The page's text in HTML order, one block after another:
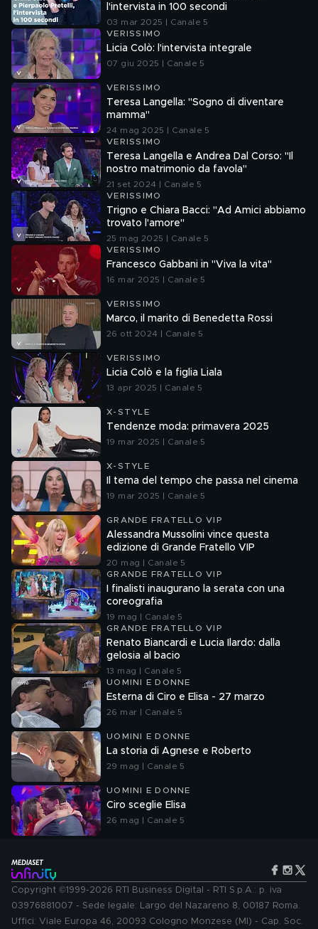
l'intervista in 100 secondi
03 mar 2025 | Canale 5
VERISSIMO
Licia Colò: l'intervista integrale
07 giu 2025 | Canale 5
VERISSIMO
Teresa Langella: "Sogno di diventare
mamma"
24 mag 2025 | Canale 5
VERISSIMO
Teresa Langella e Andrea Dal Corso: "Il
nostro matrimonio da favola"
21 set 2024 | Canale 5
VERISSIMO
Trigno e Chiara Bacci: "Ad Amici abbiamo
trovato l'amore"
25 mag 2025 | Canale 5
VERISSIMO
Francesco Gabbani in "Viva la vita"
16 mar 2025 | Canale 5
VERISSIMO
Marco, il marito di Benedetta Rossi
26 ott 2024 | Canale 5
VERISSIMO
Licia Colò e la figlia Liala
13 apr 2025 | Canale 5
X-STYLE
Tendenze moda: primavera 2025
19 mar 2025 | Canale 5
X-STYLE
Il tema del tempo che passa nel cinema
19 mar 2025 | Canale 5
GRANDE FRATELLO VIP
Alessandra Mussolini vince questa
edizione di Grande Fratello VIP
20 mag | Canale 5
GRANDE FRATELLO VIP
I finalisti inaugurano la serata con una
coreografia
19 mag | Canale 5
GRANDE FRATELLO VIP
Renato Biancardi e Lucia Ilardo: dalla
gelosia al bacio
13 mag | Canale 5
UOMINI E DONNE
Esterna di Ciro e Elisa - 27 marzo
26 mar | Canale 5
UOMINI E DONNE
La storia di Agnese e Roberto
29 mag | Canale 5
UOMINI E DONNE
Ciro sceglie Elisa
26 mag | Canale 5
Copyright ©1999-2026 RTI Business Digital - RTI S.p.A.: p. iva
03976881007 - Sede legale: Largo del Nazareno 8, 00187 Roma.
Uffici: Viale Europa 46, 20093 Cologno Monzese (MI) - Cap. Soc.